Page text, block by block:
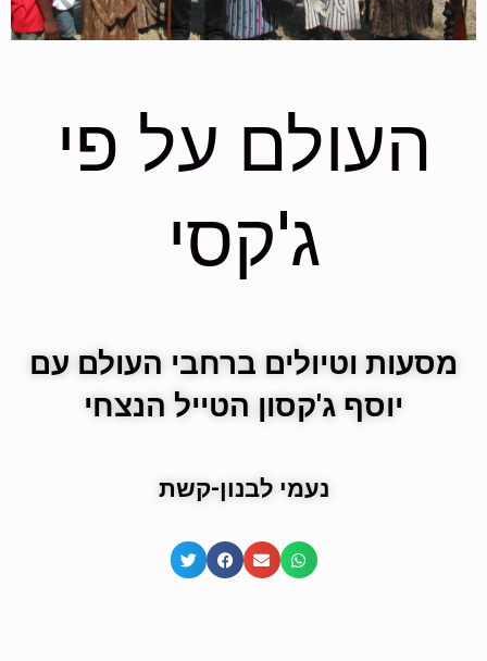
העולם על פי
ג'קסי
מסעות וטיולים ברחבי העולם עם
יוסף ג'קסון הטייל הנצחי
נעמי לבנון-קשת